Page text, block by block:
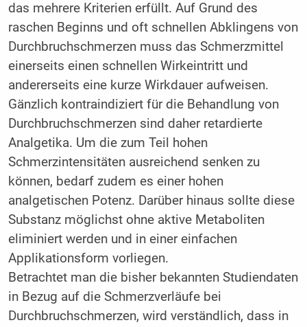
das mehrere Kriterien erfüllt. Auf Grund des
raschen Beginns und oft schnellen Abklingens von
Durchbruchschmerzen muss das Schmerzmittel
einerseits einen schnellen Wirkeintritt und
andererseits eine kurze Wirkdauer aufweisen.
Gänzlich kontraindiziert für die Behandlung von
Durchbruchschmerzen sind daher retardierte
Analgetika. Um die zum Teil hohen
Schmerzintensitäten ausreichend senken zu
können, bedarf zudem es einer hohen
analgetischen Potenz. Darüber hinaus sollte diese
Substanz möglichst ohne aktive Metaboliten
eliminiert werden und in einer einfachen
Applikationsform vorliegen.
Betrachtet man die bisher bekannten Studiendaten
in Bezug auf die Schmerzverläufe bei
Durchbruchschmerzen, wird verständlich, dass in